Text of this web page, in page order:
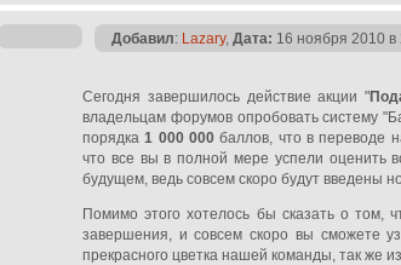
Добавил: Lazary, Дата: 16 ноября 2010 в
Сегодня завершилось действие акции "
владельцам форумов опробовать систему
порядка1 000 000баллов, что в переводе
что все вы в полной мере успели оценить
будущем, ведь совсем скоро будут введены
Помимо этого хотелось бы сказать о том,
завершения, и совсем скоро вы сможете
прекрасного цветка нашей команды, так же